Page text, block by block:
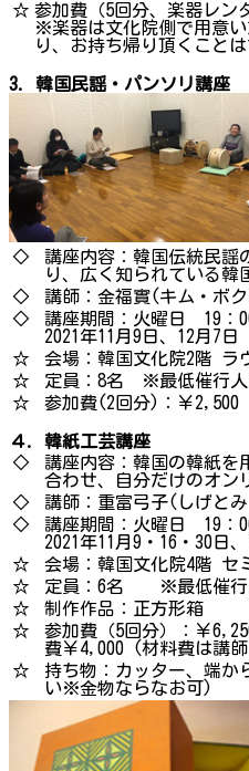
☆ 参加費（5回分、楽器レン
※楽器は文化院側で用意
り、お持ち帰り頂くことは
3. 韓国民謡・パンソリ講座
◇
講座内容：韓国伝統民謡
り、広く知られている韓
◇
講師：金福實(キム・ボ
◇
講座期間：火曜日 19：
2021年11月9日、12月7日
☆
会場：韓国文化院2階 ラ
☆
定員：8名 ※最低催行人
☆
参加費(2回分)：￥2,500
４. 韓紙工芸講座
◇
講座内容：韓国の韓紙を
合わせ、自分だけのオン
◇
講師：重富弓子(しげと
◇
講座期間：火曜日 19：
2021年11月9・16・30日
☆
会場：韓国文化院4階 セ
☆
定員：6名 ※最低催行
☆
制作作品：正方形箱
☆
参加費（5回分）：￥
費￥4,000 (材料費は講
☆
持ち物：カッター、端か
い※金物ならなお可)